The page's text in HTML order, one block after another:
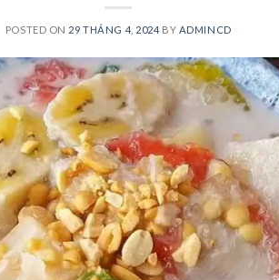
POSTED ON 29 THÁNG 4, 2024 BY ADMINCD